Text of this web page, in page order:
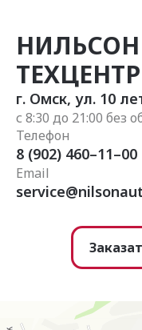
ТЕХЦЕНТР
г. Омск, ул. 10
с 8:30 до 21:00 без
Телефон
8 (902) 460–11–00
Email